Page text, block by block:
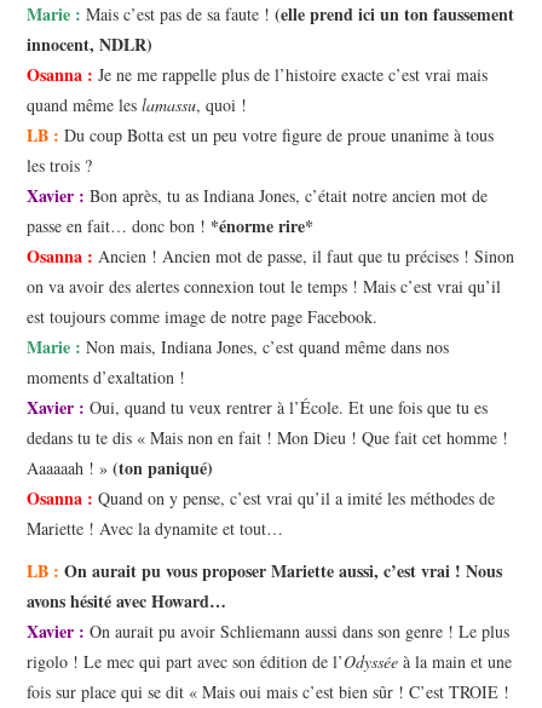
Marie :Mais c’est pas de sa faute !(elle prend ici un ton faussement
innocent, NDLR)
Osanna : Je ne me rappelle plus de l’histoire exacte c’est vrai mais
quand même leslamassu, quoi !
LB : Du coup Botta est un peu votre figure de proue unanime à tous
les trois ?
Xavier : Bon après, tu as Indiana Jones, c’était notre ancien mot de
passe en fait… donc bon ! *énorme rire*
Osanna : Ancien ! Ancien mot de passe, il faut que tu précises ! Sinon
on va avoir des alertes connexion tout le temps ! Mais c’est vrai qu’il
est toujours comme image de notre page Facebook.
Marie : Non mais, Indiana Jones, c’est quand même dans nos
moments d’exaltation !
Xavier : Oui, quand tu veux rentrer à l’École. Et une fois que tu es
dedans tu te dis « Mais non en fait ! Mon Dieu ! Que fait cet homme !
Aaaaaah ! »(ton paniqué)
Osanna :Quand on y pense, c’est vrai qu’il a imité les méthodes de
Mariette ! Avec la dynamite et tout…
LB : On aurait pu vous proposer Mariette aussi, c’est vrai ! Nous
avons hésité avec Howard…
Xavier :On aurait pu avoir Schliemann aussi dans son genre ! Le plus
rigolo ! Le mec qui part avec son édition de l’Odyssée à la main et une
fois sur place qui se dit « Mais oui mais c’est bien sûr ! C’est TROIE !